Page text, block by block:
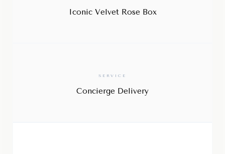
Iconic Velvet Rose Box
SERVICE
Concierge Delivery